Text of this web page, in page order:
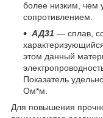
более низким, чем
сопротивлением.
АД31 — сплав,
этом данный
Показатель
Ом*м.
Для повышения